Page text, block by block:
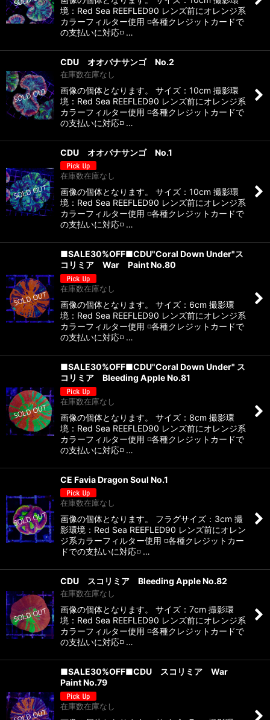
境：Red Sea REEFLED90 レンズ前にオレンジ系
カラーフィルター使用 ◽️各種クレジットカードで
の支払いに対応◽️ …
CDU オオバナサンゴ No.2
在庫数在庫なし
画像の個体となります。 サイズ：10cm 撮影環
境：Red Sea REEFLED90 レンズ前にオレンジ系
カラーフィルター使用 ◽️各種クレジットカードで
の支払いに対応◽️ …
CDU オオバナサンゴ No.1
在庫数在庫なし
画像の個体となります。 サイズ：10cm 撮影環
境：Red Sea REEFLED90 レンズ前にオレンジ系
カラーフィルター使用 ◽️各種クレジットカードで
の支払いに対応◽️ …
■SALE30%OFF■CDU"Coral Down Under​​​​​​​"ス
コリミア War Paint No.80
在庫数在庫なし
画像の個体となります。 サイズ：6cm 撮影環
境：Red Sea REEFLED90 レンズ前にオレンジ系
カラーフィルター使用 ◽️各種クレジットカードで
の支払いに対応◽️ …
■SALE30%OFF■CDU"Coral Down Under​​​​​​​" ス
コリミア Bleeding Apple No.81
在庫数在庫なし
画像の個体となります。 サイズ：8cm 撮影環
境：Red Sea REEFLED90 レンズ前にオレンジ系
カラーフィルター使用 ◽️各種クレジットカードで
の支払いに対応◽️ …
CE Favia Dragon Soul No.1
在庫数在庫なし
画像の個体となります。 フラグサイズ：3cm 撮
影環境：Red Sea REEFLED90 レンズ前にオレン
ジ系カラーフィルター使用 ◽️各種クレジットカー
ドでの支払いに対応◽️ …
CDU スコリミア Bleeding Apple No.82
在庫数在庫なし
画像の個体となります。 サイズ：7cm 撮影環
境：Red Sea REEFLED90 レンズ前にオレンジ系
カラーフィルター使用 ◽️各種クレジットカードで
の支払いに対応◽️ …
■SALE30%OFF■CDU スコリミア War
Paint No.79
在庫数在庫なし